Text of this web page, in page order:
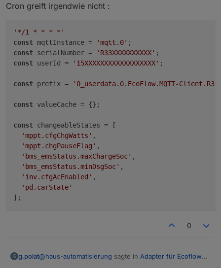
Cron greift irgendwie nicht :
'*/1 * * * *'
const mqttInstance = 'mqtt.0'
const serialNumber = 'R33XXXXXXXXXX'
const userId = '15XXXXXXXXXXXXXXXXXX' ;
const prefix = '0_userdata.0.EcoFlow.MQTT-
const valueCache = {};
const changeableStates = [
'mppt.cfgChgWatts' ,
'mppt.chgPauseFlag' ,
'bms_emsStatus.maxChargeSoc' ,
'bms_emsStatus.minDsgSoc' ,
'inv.cfgAcEnabled' ,
'pd.carState'
0
G g.polat@haus-automatisierung sagte in Adapter für Ecoflow